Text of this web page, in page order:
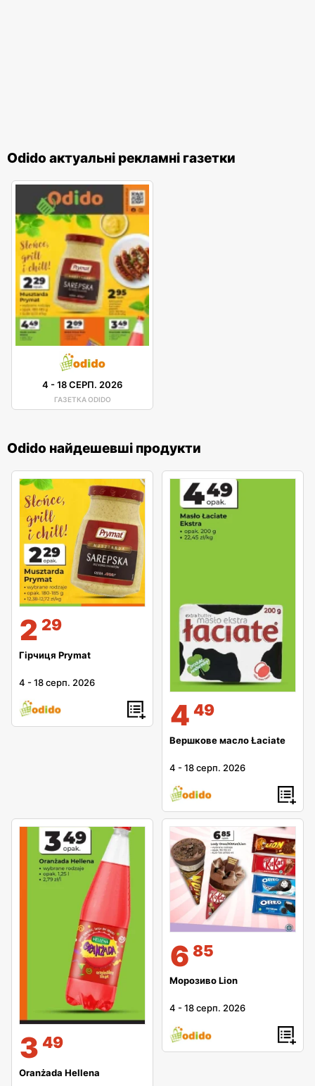
Odido актуальні рекламні газетки
4 -18 СЕРП. 2026
ГАЗЕТКА ODIDO
Odido найдешевші продукти
2 29
Гірчиця Prymat
4 -18 серп. 2026
4 49
Вершкове масло Łaciate
4 -18 серп. 2026
3 49
Oranżada Hellena
6 85
Морозиво Lion
4 -18 серп. 2026